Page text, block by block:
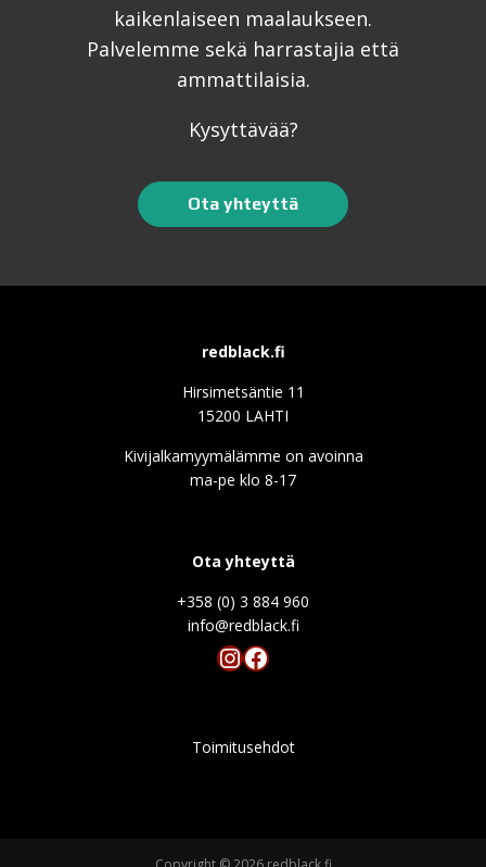
kaikenlaiseen maalaukseen.
Palvelemme sekä harrastajia että
ammattilaisia.
Kysyttävää?
Ota yhteyttä
redblack.fi
Hirsimetsäntie 11
15200 LAHTI
Kivijalkamyymälämme on avoinna
ma-pe klo 8-17
Ota yhteyttä
+358 (0) 3 884 960
info@redblack.f
Instagram
Facebook
Toimitusehdot